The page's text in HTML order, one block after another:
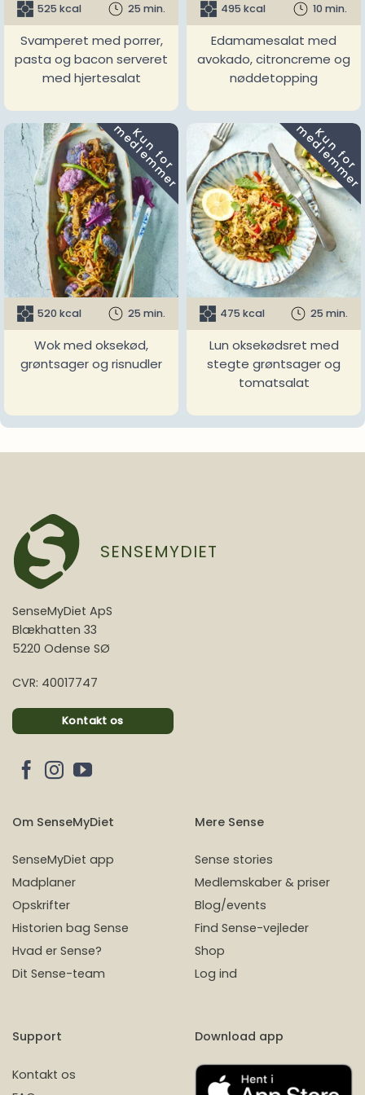
525 kcal 25 min.
Svamperet med porrer,
pasta og bacon serveret
med hjertesalat
495 kcal 10 min.
Edamamesalat med
avokado, citroncreme og
nøddetopping
K
u
n
f
o
r
m
e
d
l
e
m
m
e
r
520 kcal 25 min.
Wok med oksekød,
grøntsager og risnudler
K
u
n
f
o
r
m
e
d
l
e
m
m
e
r
475 kcal 25 min.
Lun oksekødsret med
stegte grøntsager og
tomatsalat
SENSEMYDIET
SenseMyDiet ApS
Blækhatten 33
5220 Odense SØ
CVR: 40017747
Kontakt os
Om SenseMyDiet
SenseMyDiet app
Madplaner
Opskrifter
Historien bag Sense
Hvad er Sense?
Dit Sense-team
Mere Sense
Sense stories
Medlemskaber & priser
Blog/events
Find Sense-vejleder
Shop
Log ind
Support
Kontakt os
Download app